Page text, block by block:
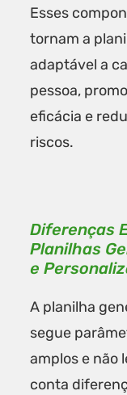
Esses
tornam a
adaptável a
pessoa,
eficácia e
riscos.
Diferenças
Planilhas
e
A planilha
segue
amplos e não
conta